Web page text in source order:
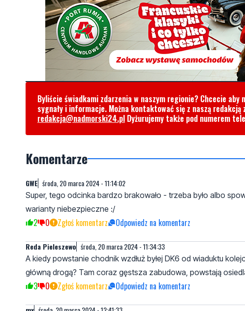
Byliście świadkami zdarzenia w naszym regionie? Chcecie
sygnały i informacje. Można kontaktować się z naszą
redakcja@nadmorski24.pl Dyżurujemy także pod numerem
Komentarze
GWE środa, 20 marca 2024 - 11:14:02
Super, tego odcinka bardzo brakowało - trzeba było albo
warianty niebezpieczne :/
2 0 Zgłoś komentarz Odpowiedz na komentarz
Reda Pieleszewo środa, 20 marca 2024 - 11:34:33
A kiedy powstanie chodnik wzdłuż byłej DK6 od wiaduktu
główną drogą? Tam coraz gęstsza zabudowa, powstają
3 0 Zgłoś komentarz Odpowiedz na komentarz